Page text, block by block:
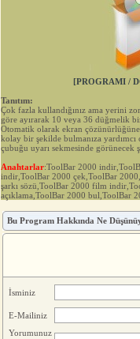
[PROGRAMI /
Tanıtım:
Çok fazla kullandığınız ama yerini
göre ayırarak 10 veya 36 düğmelik
Otomatik olarak ekran
kolay bir şekilde bulmanıza
çubuğu uyarı sekmesinde görünecek
Anahtarlar:ToolBar 2000
indir,ToolBar 2000 çek,ToolBar
şarkı sözü,ToolBar 2000 film
açıklama,ToolBar 2000 bul,ToolBar
Bu Program Hakkında Ne
İsminiz
E-Mailiniz
Yorumunuz